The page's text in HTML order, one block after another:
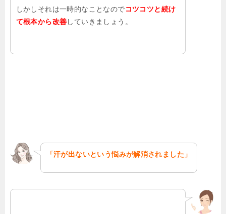
しかしそれは一時的なことなのでコツコツと続け
て根本から改善していきましょう。
「汗が出ないという悩みが解消されました」